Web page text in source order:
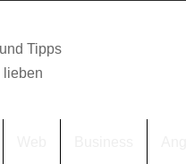
Tipps
lieben